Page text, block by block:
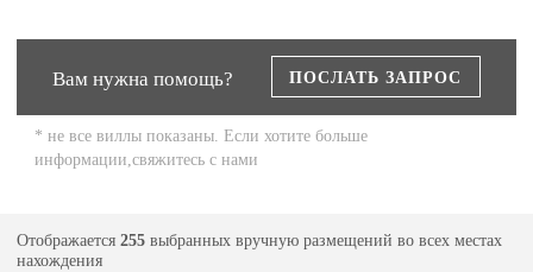
Вам нужна помощь? ПОСЛАТЬ ЗАПРОС
* не все виллы показаны. Если хотите больше
информации,свяжитесь с нами
Отображается255 выбранных вручную размещений во всех местах
нахождения